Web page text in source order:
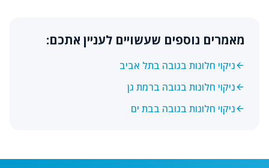
מאמרים נוספים שעשויים לעניין אתכם:
ניקוי חלונות בגובה בתל אביב
ניקוי חלונות בגובה ברמת גן
ניקוי חלונות בגובה בבת ים